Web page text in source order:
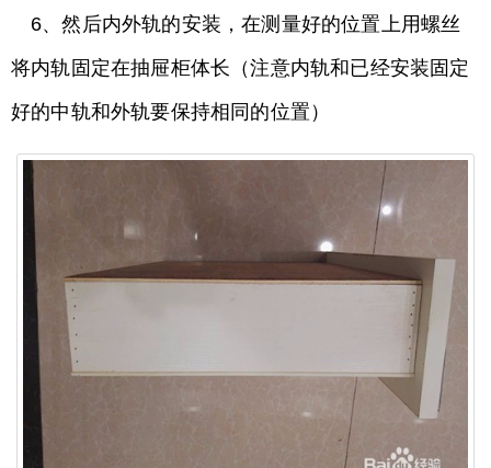
6、然后内外轨的安装，在测量好的位置上用螺丝
将内轨固定在抽屉柜体长（注意内轨和已经安装固定
好的中轨和外轨要保持相同的位置）